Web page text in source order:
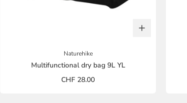
Naturehike
Multifunctional dry bag 9L YL
CHF 28.00